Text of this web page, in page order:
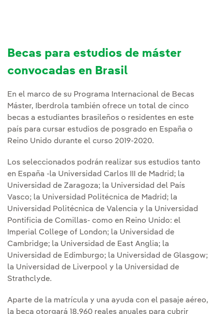
Becas para estudios de máster
convocadas en Brasil
En el marco de su Programa Internacional de Becas
Máster, Iberdrola también ofrece un total de cinco
becas a estudiantes brasileños o residentes en este
país para cursar estudios de posgrado en España o
Reino Unido durante el curso 2019-2020.
Los seleccionados podrán realizar sus estudios tanto
en España -la Universidad Carlos III de Madrid; la
Universidad de Zaragoza; la Universidad del País
Vasco; la Universidad Politécnica de Madrid; la
Universidad Politécnica de Valencia y la Universidad
Pontificia de Comillas- como en Reino Unido: el
Imperial College of London; la Universidad de
Cambridge; la Universidad de East Anglia; la
Universidad de Edimburgo; la Universidad de Glasgow;
la Universidad de Liverpool y la Universidad de
Strathclyde.
Aparte de la matrícula y una ayuda con el pasaje aéreo,
la beca otorgará 18.960 reales anuales para cubrir